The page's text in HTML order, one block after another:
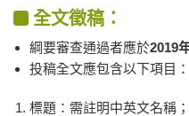
全文徵稿：
綱要審查通過者應於2019
投稿全文應包含以下項目：
標題：需註明中英文名稱；